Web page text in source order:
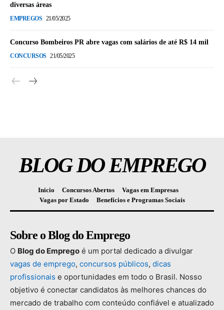
diversas áreas
EMPREGOS 21/05/2025
Concurso Bombeiros PR abre vagas com salários de até R$ 14 mil
CONCURSOS 21/05/2025
BLOG DO EMPREGO
Inicio Concursos Abertos
Vagas em Empresas
Vagas por Estado
Benefícios e Programas Sociais
Sobre o Blog do Emprego
O Blog do Emprego é um portal dedicado a divulgar
vagas de emprego, concursos públicos, dicas
profissionais e oportunidades em todo o Brasil. Nosso
objetivo é conectar candidatos às melhores chances do
mercado de trabalho com conteúdo confiável e atualizado